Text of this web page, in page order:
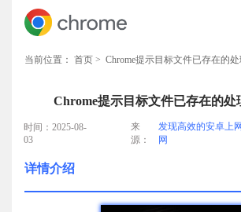
当前位置： 首页 > Chrome提示目标文件已存在的
Chrome提示目标文件已存在的处
时间：2025-08-
03
来
源：
发现高效的安卓上
网
详情介绍